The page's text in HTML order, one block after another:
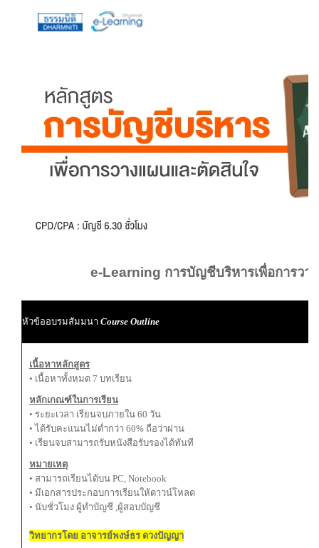
e-Learning การบัญชีบริหารเพื่อการวา
หัวข้ออบรมสัมมนา Course Outline
เนื้อหาหลักสูตร
• เนื้อหาทั้งหมด 7 บทเรียน
หลักเกณฑ์ในการเรียน
• ระยะเวลา เรียนจบภายใน 60 วัน
• ได้รับคะแนนไม่ต่ำกว่า 60% ถือว่าผ่าน
• เรียนจบสามารถรับหนังสือรับรองได้ทันที
หมายเหตุ
• สามารถเรียนได้บน PC, Notebook
• มีเอกสารประกอบการเรียนให้ดาวน์โหลด
• นับชั่วโมง ผู้ทำบัญชี ,ผู้สอบบัญชี
วิทยากรโดย อาจารย์พงษ์ธร ดวงปัญญา